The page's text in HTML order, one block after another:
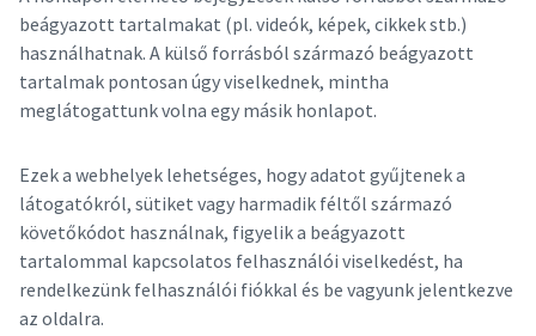
beágyazott tartalmakat (pl. videók, képek, cikkek stb.)
használhatnak. A külső forrásból származó beágyazott
tartalmak pontosan úgy viselkednek, mintha
meglátogattunk volna egy másik honlapot.
Ezek a webhelyek lehetséges, hogy adatot gyűjtenek a
látogatókról, sütiket vagy harmadik féltől származó
követőkódot használnak, figyelik a beágyazott
tartalommal kapcsolatos felhasználói viselkedést, ha
rendelkezünk felhasználói fiókkal és be vagyunk jelentkezve
az oldalra.